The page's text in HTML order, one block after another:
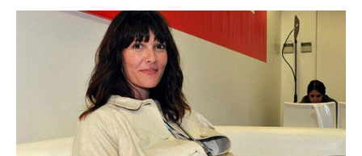
aumentare
cardiovascolari